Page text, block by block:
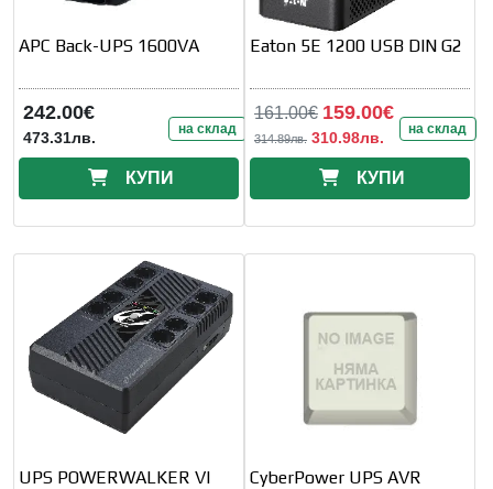
APC Back-UPS 1600VA
242.00€
473.31лв. на склад
КУПИ
Eaton 5E 1200 USB DIN G2
161.00€ 159.00€
314.89лв. 310.98лв. на склад
КУПИ
UPS POWERWALKER VI
CyberPower UPS AVR